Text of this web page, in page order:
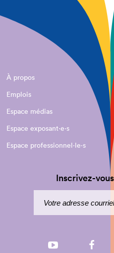
À propos
Emplois
Espace médias
Espace exposant·e⋅s
Espace professionnel·le⋅s
Inscrivez-